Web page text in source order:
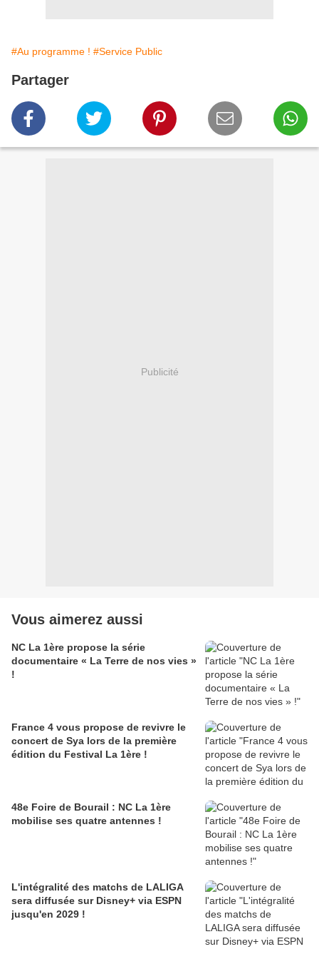
#Au programme ! #Service Public
Partager
Publicité
Vous aimerez aussi
NC La 1ère propose la série
documentaire « La Terre de nos vies »
!
France 4 vous propose de revivre le
concert de Sya lors de la première
édition du Festival La 1ère !
48e Foire de Bourail : NC La 1ère
mobilise ses quatre antennes !
L'intégralité des matchs de LALIGA
sera diffusée sur Disney+ via ESPN
jusqu'en 2029 !